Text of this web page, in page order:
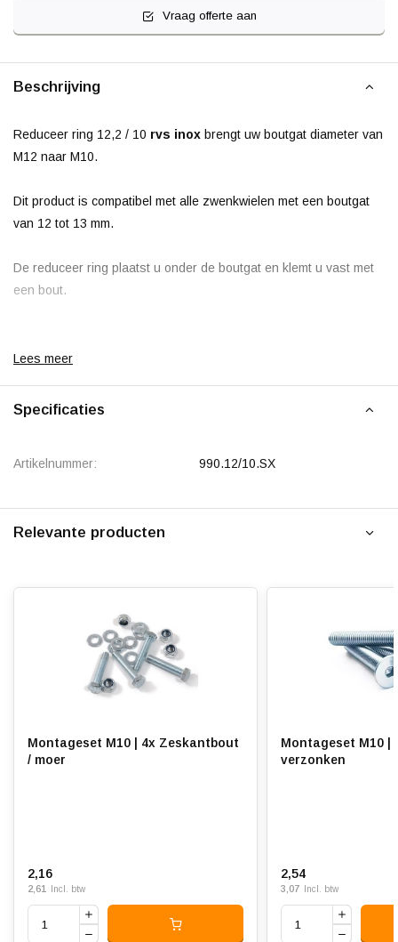
Vraag offerte aan
Beschrijving
Reduceer ring 12,2 / 10 rvs inox brengt uw boutgat diameter van
M12 naar M10.
Dit product is compatibel met alle zwenkwielen met een boutgat
van 12 tot 13 mm.
De reduceer ring plaatst u onder de boutgat en klemt u vast met
een bout.
Lees meer
Specificaties
Artikelnummer: 990.12/10.SX
Relevante producten
Montageset M10 | 4x Zeskantbout
/ moer
2,16
2,61 Incl. btw
Montageset M10 |
verzonken
2,54
3,07 Incl. btw